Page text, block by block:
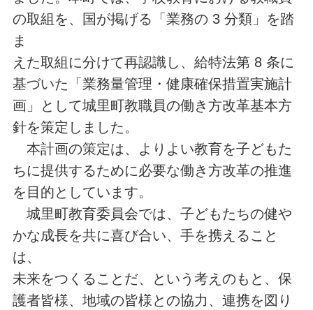
の取組を、国が掲げる「業務の 3 分類」を踏
ま
えた取組に分けて再認識し、給特法第 8 条に
基づいた「業務量管理・健康確保措置実施計
画」として城里町教職員の働き方改革基本方
針を策定しました。
本計画の策定は、よりよい教育を子どもた
ちに提供するために必要な働き方改革の推進
を目的としています。
城里町教育委員会では、子どもたちの健や
かな成長を共に喜び合い、手を携えること
は、
未来をつくることだ、という考えのもと、保
護者皆様、地域の皆様との協力、連携を図り